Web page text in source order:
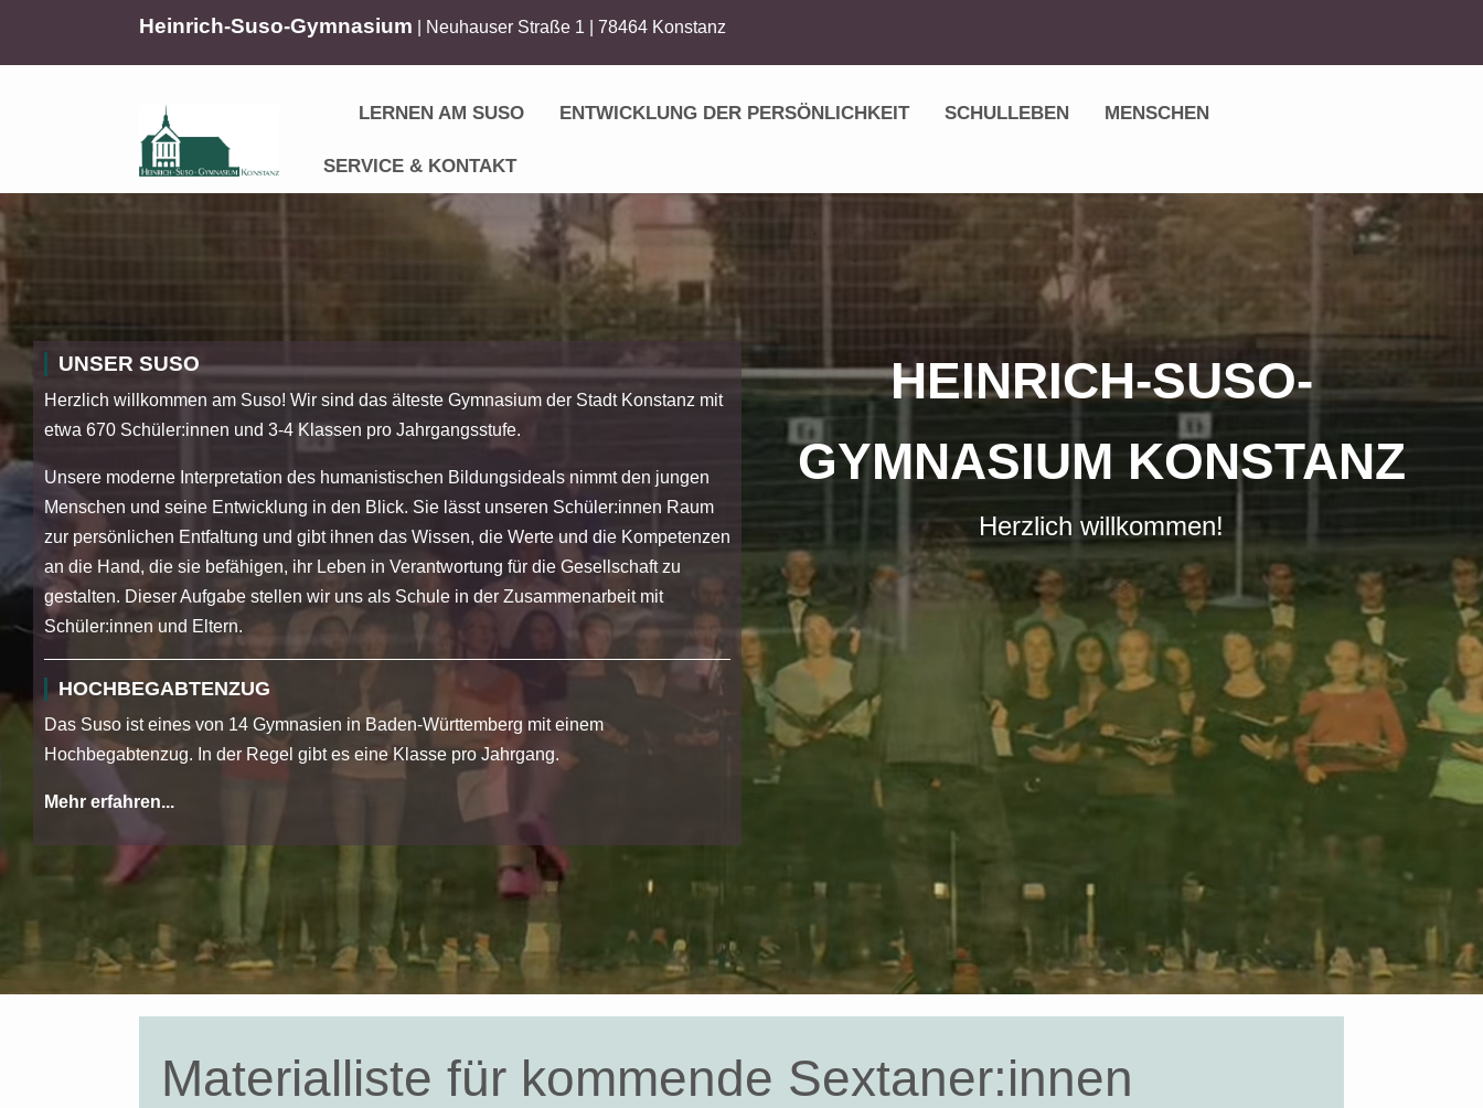
Heinrich-Suso-Gymnasium | Neuhauser Straße 1 | 78464 Konstanz
LERNEN AM SUSO ENTWICKLUNG DER PERSÖNLICHKEIT SCHULLEBEN MENSCHEN
SERVICE & KONTAKT
UNSER SUSO
Herzlich willkommen am Suso! Wir sind das älteste Gymnasium der Stadt Konstanz mit
etwa 670 Schüler:innen und 3-4 Klassen pro Jahrgangsstufe.
Unsere moderne Interpretation des humanistischen Bildungsideals nimmt den jungen
Menschen und seine Entwicklung in den Blick. Sie lässt unseren Schüler:innen Raum
zur persönlichen Entfaltung und gibt ihnen das Wissen, die Werte und die Kompetenzen
an die Hand, die sie befähigen, ihr Leben in Verantwortung für die Gesellschaft zu
gestalten. Dieser Aufgabe stellen wir uns als Schule in der Zusammenarbeit mit
Schüler:innen und Eltern.
HOCHBEGABTENZUG
Das Suso ist eines von 14 Gymnasien in Baden-Württemberg mit einem
Hochbegabtenzug. In der Regel gibt es eine Klasse pro Jahrgang.
Mehr erfahren...
HEINRICH-SUSO-
GYMNASIUM KONSTANZ
Herzlich willkommen!
Materialliste für kommende Sextaner:innen